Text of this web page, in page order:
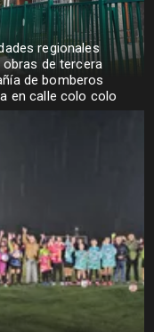
regionales
obras de tercera
de bomberos
en calle colo colo